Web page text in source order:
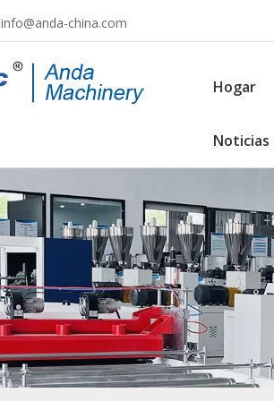
info@anda-china.com
Hogar
Noticias